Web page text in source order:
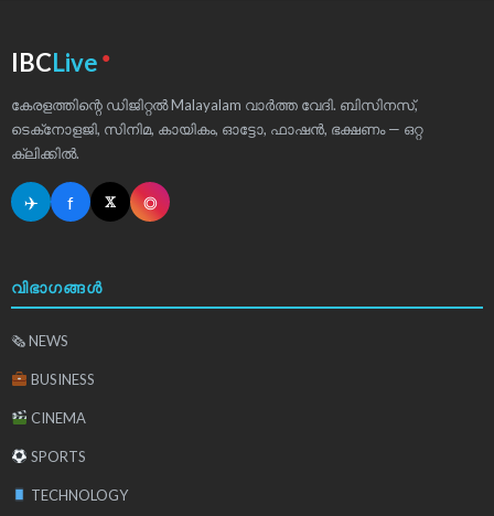
IBCLive ●
കേരളത്തിന്റെ ഡിജിറ്റൽ Malayalam വാർത്ത വേദി. ബിസിനസ്,
ടെക്‌നോളജി, സിനിമ, കായികം, ഓട്ടോ, ഫാഷൻ, ഭക്ഷണം — ഒറ്റ
ക്ലിക്കിൽ.
✈ f 𝕏 ◎
വിഭാഗങ്ങൾ
🗞 NEWS
BUSINESS
CINEMA
SPORTS
TECHNOLOGY